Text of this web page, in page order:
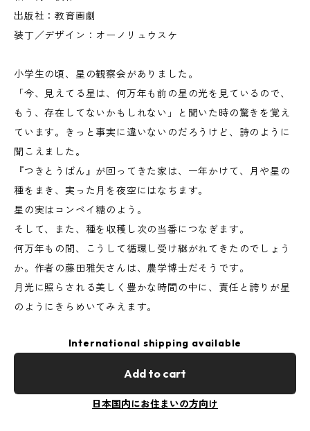
出版社：教育画劇
装丁／デザイン：オーノリュウスケ
小学生の頃、星の観察会がありました。
「今、見えてる星は、何万年も前の星の光を見ているので、
もう、存在してないかもしれない」と聞いた時の驚きを覚え
ています。きっと事実に違いないのだろうけど、詩のように
聞こえました。
『つきとうばん』が回ってきた家は、一年かけて、月や星の
種をまき、実った月を夜空にはなちます。
星の実はコンペイ糖のよう。
そして、また、種を収穫し次の当番につなぎます。
何万年もの間、こうして循環し受け継がれてきたのでしょう
か。作者の藤田雅矢さんは、農学博士だそうです。
月光に照らされる美しく豊かな時間の中に、責任と誇りが星
のようにきらめいてみえます。
International shipping available
Add to cart
日本国内にお住まいの方向け